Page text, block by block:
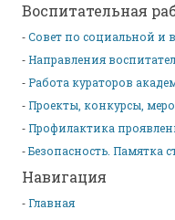
Воспитательная
Совет по социальной и
Направления
Работа кураторов
Проекты, конкурсы,
Профилактика
Безопасность. Памятка
Навигация
Главная